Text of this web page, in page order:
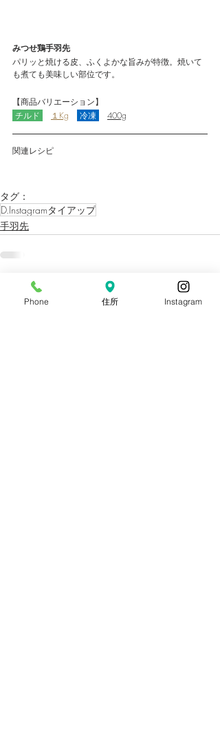
みつせ鶏手羽先
パリッと焼ける皮、ふくよかな旨みが特徴。焼いて
も煮ても美味しい部位です。
【商品バリエーション】
チルド
１Kg 冷凍 400g
関連レシピ
タグ：
D.Instagramタイアップ
手羽先
関連記事 すべて表示
Phone 住所 Instagram